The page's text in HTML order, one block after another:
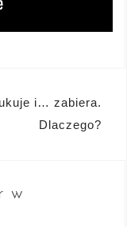
i… zabiera.
Dlaczego?
w